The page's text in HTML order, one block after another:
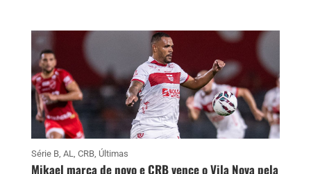
Série B, AL CRB, Últimas
Mikael marca de novo e CRB vence o Vila Nova pela